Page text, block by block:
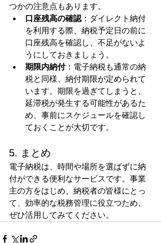
つかの注意点もあります。
口座残高の確認 ：ダイレクト納付
を利用する際、納税予定日の前に
口座残高を確認し、不足がないよ
うにしておきましょう。
期限内納付：電子納税も通常の納
税と同様、納付期限が定められて
います。期限を過ぎてしまうと、
延滞税が発生する可能性があるた
め、事前にスケジュールを確認し
ておくことが大切です。
5. まとめ
電子納税は、時間や場所を選ばずに納
付ができる便利なサービスです。事業
主の方をはじめ、納税者の皆様にとっ
て、効率的な税務管理に役立つため、
ぜひ活用してみてください。